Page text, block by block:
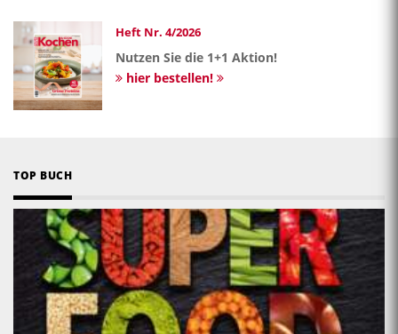
Heft Nr. 4/2026
Nutzen Sie die 1+1 Aktion!
hier bestellen!
TOP BUCH